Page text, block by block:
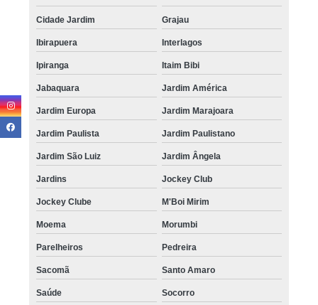
Cidade Jardim Grajau
Ibirapuera Interlagos
Ipiranga Itaim Bibi
Jabaquara Jardim América
Jardim Europa Jardim Marajoara
Jardim Paulista Jardim Paulistano
Jardim São Luiz Jardim Ângela
Jardins Jockey Club
Jockey Clube M'Boi Mirim
Moema Morumbi
Parelheiros Pedreira
Sacomã Santo Amaro
Saúde Socorro